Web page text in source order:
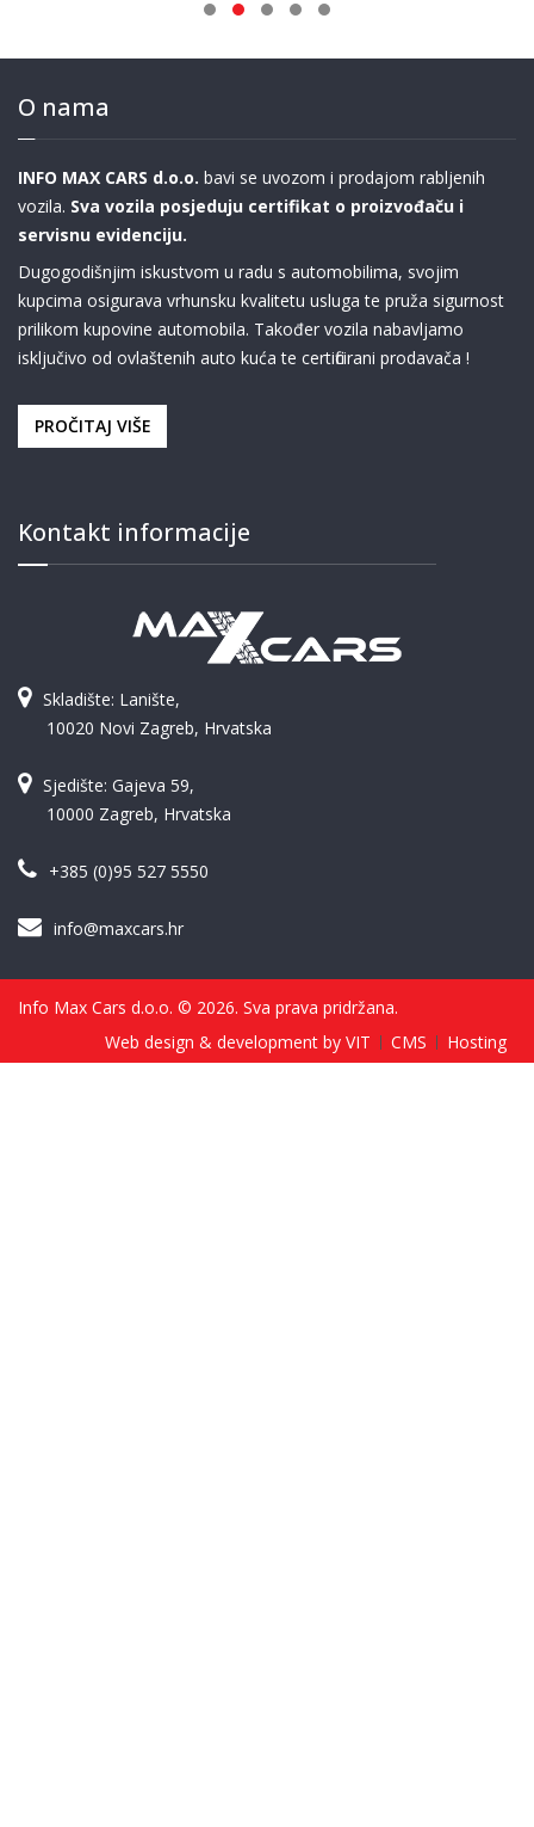
O nama
INFO MAX CARS d.o.o. bavi se uvozom i prodajom rabljenih
vozila. Sva vozila posjeduju certifikat o proizvođaču i
servisnu evidenciju.
Dugogodišnjim iskustvom u radu s automobilima, svojim
kupcima osigurava vrhunsku kvalitetu usluga te pruža sigurnost
prilikom kupovine automobila. Također vozila nabavljamo
isključivo od ovlaštenih auto kuća te certificirani prodavača !
PROČITAJ VIŠE
Kontakt informacije
Skladište: Lanište,
10020 Novi Zagreb, Hrvatska
Sjedište: Gajeva 59,
10000 Zagreb, Hrvatska
+385 (0)95 527 5550
info@maxcars.hr
Info Max Cars d.o.o. © 2026. Sva prava pridržana.
Web design & development by VIT
CMS Hosting